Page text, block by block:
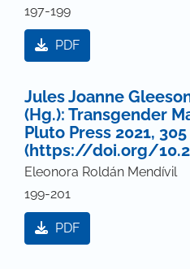
197-199
PDF
Jules Joanne
(Hg.): Transgender
Pluto Press 2021,
(https://doi.org/
Eleonora Roldán Mendívil
199-201
PDF